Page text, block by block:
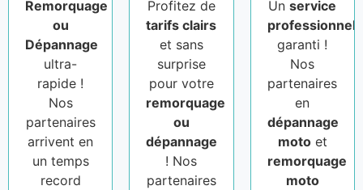
Remorquage
ou
Dépannage
ultra-
rapide !
Nos
partenaires
arrivent en
un temps
record
Profitez de
tarifs clairs
et sans
surprise
pour votre
remorquage
ou
dépannage
! Nos
partenaires
Unservice
professionnel
garanti !
Nos
partenaires
en
dépannage
motoet
remorquage
moto